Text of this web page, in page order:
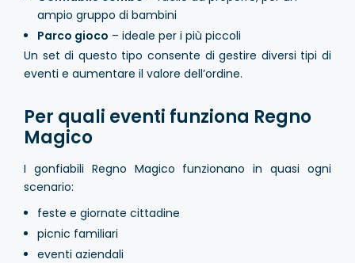
ampio gruppo di bambini
Parco gioco – ideale per i più piccoli
Un set di questo tipo consente di gestire diversi tipi di
eventi e aumentare il valore dell’ordine.
Per quali eventi funziona Regno
Magico
I gonfiabili Regno Magico funzionano in quasi ogni
scenario:
feste e giornate cittadine
picnic familiari
eventi aziendali